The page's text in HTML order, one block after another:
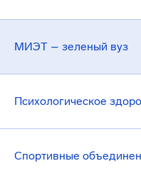
МИЭТ – зеленый вуз
Психологическое
Спортивные